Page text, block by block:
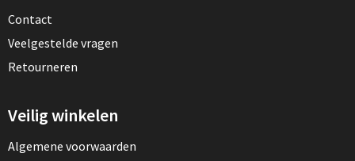
Contact
Veelgestelde vragen
Retourneren
Veilig winkelen
Algemene voorwaarden